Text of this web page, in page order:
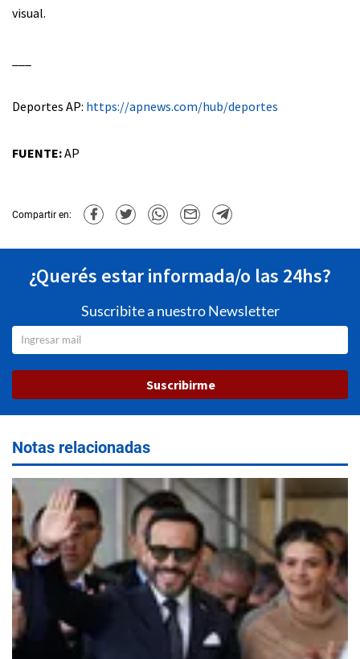
visual.
Deportes AP: https://apnews.com/hub/deportes
FUENTE:AP
Compartir en:
¿Querés estar informada/o las 24hs?
Suscribite a nuestro Newsletter
Suscribirme
Notas relacionadas